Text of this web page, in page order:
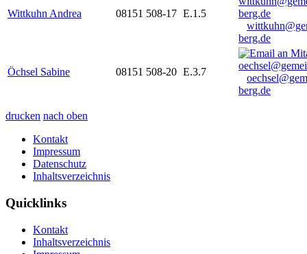
Wittkuhn Andrea 08151 508-17 E.1.5
berg.de
Öchsel Sabine 08151 508-20 E.3.7
berg.de
drucken nach oben
Kontakt
Impressum
Datenschutz
Inhaltsverzeichnis
Quicklinks
Kontakt
Inhaltsverzeichnis